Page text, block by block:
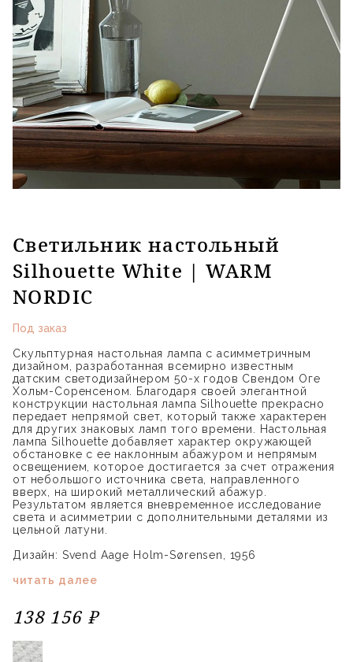
Светильник настольный
Silhouette White | WARM
NORDIC
Под заказ
Скульптурная настольная лампа с асимметричным
дизайном, разработанная всемирно известным
датским светодизайнером 50-х годов Свендом Оге
Хольм-Соренсеном. Благодаря своей элегантной
конструкции настольная лампа Silhouette прекрасно
передает непрямой свет, который также характерен
для других знаковых ламп того времени. Настольная
лампа Silhouette добавляет характер окружающей
обстановке с ее наклонным абажуром и непрямым
освещением, которое достигается за счет отражения
от небольшого источника света, направленного
вверх, на широкий металлический абажур.
Результатом является вневременное исследование
света и асимметрии с дополнительными деталями из
цельной латуни.
Дизайн: Svend Aage Holm-Sørensen, 1956
читать далее
138 156 ₽